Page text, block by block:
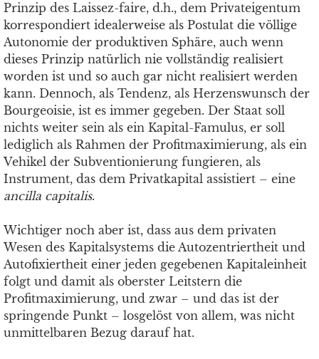
Prinzip des Laissez-faire, d.h., dem Privateigentum
korrespondiert idealerweise als Postulat die völlige
Autonomie der produktiven Sphäre, auch wenn
dieses Prinzip natürlich nie vollständig realisiert
worden ist und so auch gar nicht realisiert werden
kann. Dennoch, als Tendenz, als Herzenswunsch der
Bourgeoisie, ist es immer gegeben. Der Staat soll
nichts weiter sein als ein Kapital-Famulus, er soll
lediglich als Rahmen der Profitmaximierung, als ein
Vehikel der Subventionierung fungieren, als
Instrument, das dem Privatkapital assistiert – eine
ancilla capitalis.
Wichtiger noch aber ist, dass aus dem privaten
Wesen des Kapitalsystems die Autozentriertheit und
Autofixiertheit einer jeden gegebenen Kapitaleinheit
folgt und damit als oberster Leitstern die
Profitmaximierung, und zwar – und das ist der
springende Punkt – losgelöst von allem, was nicht
unmittelbaren Bezug darauf hat.